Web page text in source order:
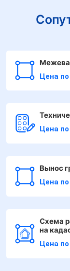
Цена
Цена
Вынос
Цена
Схема
на
Цена